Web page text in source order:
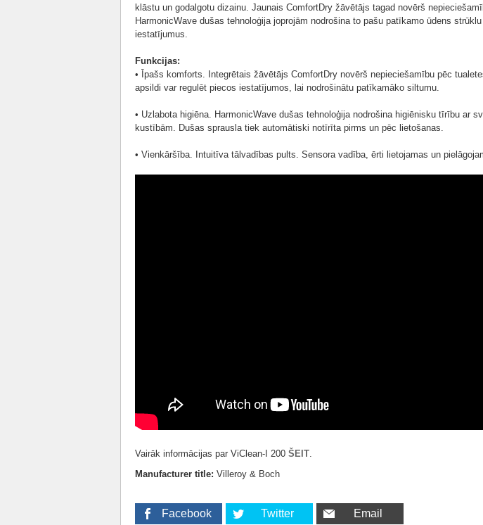
klāstu un godalgotu dizainu. Jaunais ComfortDry žāvētājs tagad novērš
HarmonicWave dušas tehnoloģija joprojām nodrošina to pašu patīkamo ūdens
iestatījumus.
Funkcijas:
• Īpašs komforts. Integrētais žāvētājs ComfortDry novērš nepieciešamību pēc
apsildi var regulēt piecos iestatījumos, lai nodrošinātu patīkamāko siltumu.
• Uzlabota higiēna. HarmonicWave dušas tehnoloģija nodrošina higiēnisku tīrību ar
kustībām. Dušas sprausla tiek automātiski notīrīta pirms un pēc lietošanas.
• Vienkāršība. Intuitīva tālvadības pults. Sensora vadība, ērti lietojamas un
Vairāk informācijas par ViClean-I 200 ŠEIT.
Manufacturer title: Villeroy & Boch
Facebook Twitter Email